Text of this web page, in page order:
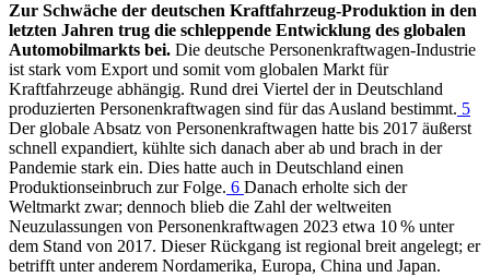
Zur Schwäche der deutschen Kraftfahrzeug-Produktion in den
letzten Jahren trug die schleppende Entwicklung des globalen
Automobilmarkts bei. Die deutsche Personenkraftwagen-Industrie
ist stark vom Export und somit vom globalen Markt für
Kraftfahrzeuge abhängig. Rund drei Viertel der in Deutschland
produzierten Personenkraftwagen sind für das Ausland bestimmt. 5
Der globale Absatz von Personenkraftwagen hatte bis 2017 äußerst
schnell expandiert, kühlte sich danach aber ab und brach in der
Pandemie stark ein. Dies hatte auch in Deutschland einen
Produktionseinbruch zur Folge. 6 Danach erholte sich der
Weltmarkt zwar; dennoch blieb die Zahl der weltweiten
Neuzulassungen von Personenkraftwagen 2023 etwa 10 % unter
dem Stand von 2017. Dieser Rückgang ist regional breit angelegt; er
betrifft unter anderem Nordamerika, Europa, China und Japan.